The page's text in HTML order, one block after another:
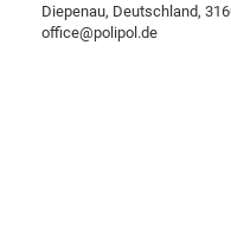
Diepenau, Deutschland,
office@polipol.de